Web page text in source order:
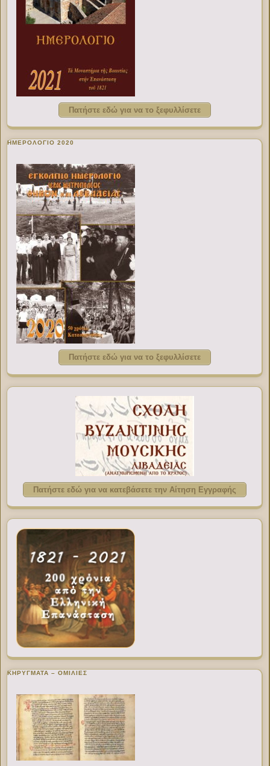
Πατήστε εδώ για να το ξεφυλλίσετε
ΗΜΕΡΟΛΟΓΙΟ 2020
Πατήστε εδώ για να το ξεφυλλίσετε
Πατήστε εδώ για να κατεβάσετε την Αίτηση Εγγραφής
ΚΗΡΥΓΜΑΤΑ – ΟΜΙΛΙΕΣ